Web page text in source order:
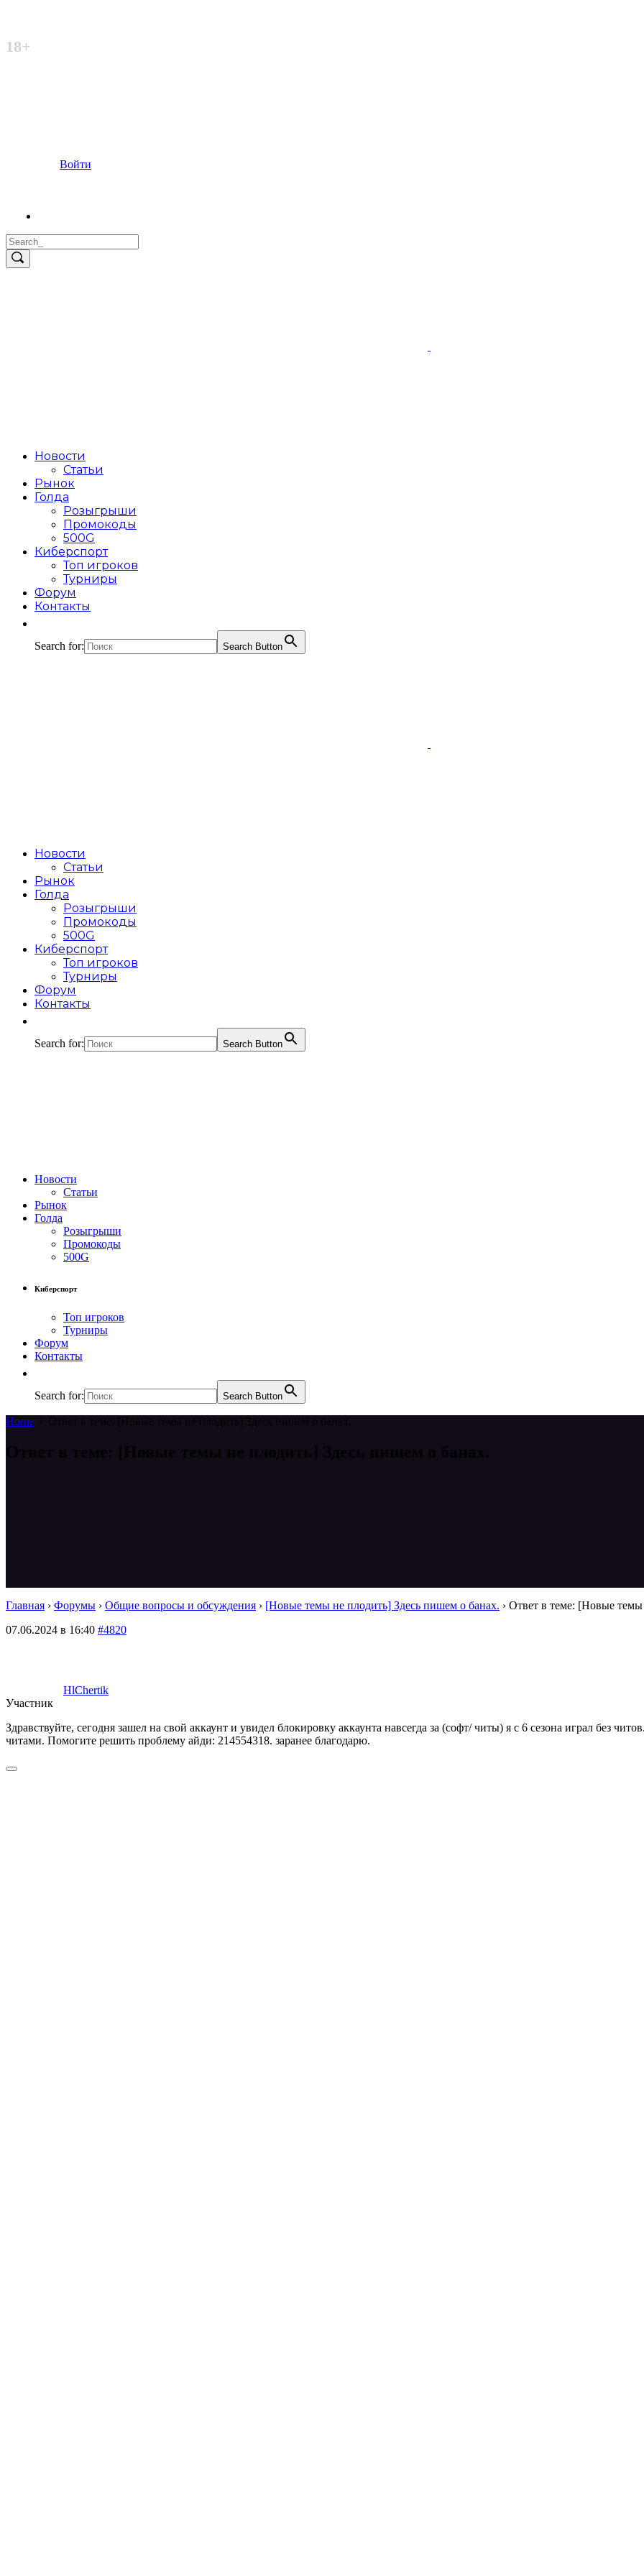
18+
Войти
Новости
Статьи
Рынок
Голда
Розыгрыши
Промокоды
500G
Киберспорт
Топ игроков
Турниры
Форум
Контакты
Search for: Search Button
Новости
Статьи
Рынок
Голда
Розыгрыши
Промокоды
500G
Киберспорт
Топ игроков
Турниры
Форум
Контакты
Search for: Search Button
Новости
Статьи
Рынок
Голда
Розыгрыши
Промокоды
500G
Киберспорт
Топ игроков
Турниры
Форум
Контакты
Search for: Search Button
Home Ответ в теме: [Новые темы не плодить] Здесь пишем о банах.
Ответ в теме: [Новые темы не плодить] Здесь пишем о банах.
Главная › Форумы › Общие вопросы и обсуждения › [Новые темы не плодить] Здесь пишем о банах. › Ответ в теме: [Новые
07.06.2024 в 16:40 #4820
HlChertik
Участник
Здравствуйте, сегодня зашел на свой аккаунт и увидел блокировку аккаунта навсегда за (софт/ читы) я с 6 сезона играл без
читами. Помогите решить проблему айди: 214554318. заранее благодарю.